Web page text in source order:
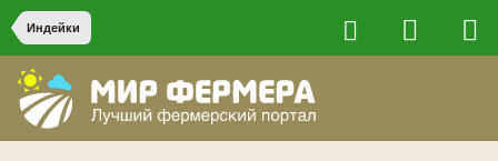
Индейки